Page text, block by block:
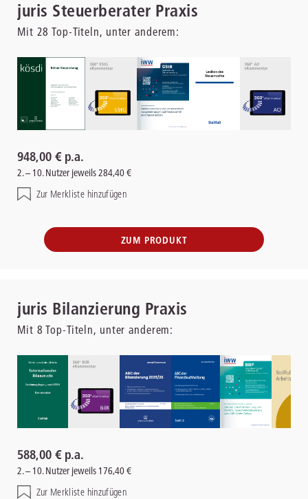
juris Steuerberater Praxis
Mit 28 Top-Titeln, unter anderem:
948,00 € p.a.
2. – 10. Nutzer jeweils 284,40 €
Zur Merkliste hinzufügen
ZUM PRODUKT
juris Bilanzierung Praxis
Mit 8 Top-Titeln, unter anderem:
588,00 € p.a.
2. – 10. Nutzer jeweils 176,40 €
Zur Merkliste hinzufügen